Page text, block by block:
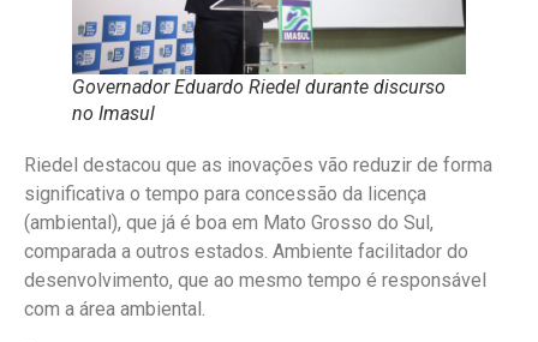
Governador Eduardo Riedel durante discurso
no Imasul
Riedel destacou que as inovações vão reduzir de forma
significativa o tempo para concessão da licença
(ambiental), que já é boa em Mato Grosso do Sul,
comparada a outros estados. Ambiente facilitador do
desenvolvimento, que ao mesmo tempo é responsável
com a área ambiental.